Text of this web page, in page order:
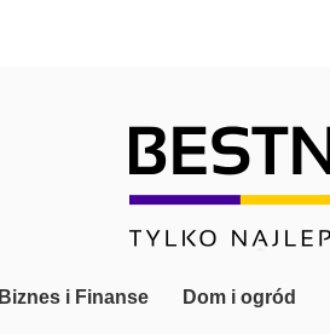
Biznes i Finanse Dom i ogród